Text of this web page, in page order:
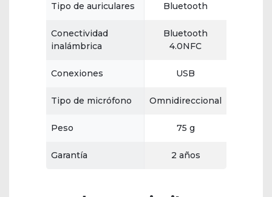
Tipo de auriculares Bluetooth
Conectividad
inalámbrica
Bluetooth
4.0NFC
Conexiones USB
Tipo de micrófono Omnidireccional
Peso 75 g
Garantía 2 años